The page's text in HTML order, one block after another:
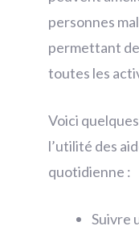
personnes
permettant
toutes les
Voici
l’utilité des
quotidienne :
Suivre